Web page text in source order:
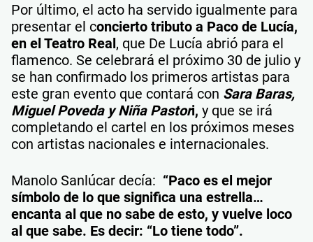
Por último, el acto ha servido igualmente para
presentar el concierto tributo a Paco de Lucía,
en el Teatro Real, que De Lucía abrió para el
flamenco. Se celebrará el próximo 30 de julio y
se han confirmado los primeros artistas para
este gran evento que contará con Sara Baras,
Miguel Poveda y Niña Pastori, y que se irá
completando el cartel en los próximos meses
con artistas nacionales e internacionales.
Manolo Sanlúcar decía: “Paco es el mejor
símbolo de lo que significa una estrella…
encanta al que no sabe de esto, y vuelve loco
al que sabe. Es decir: “Lo tiene todo”.